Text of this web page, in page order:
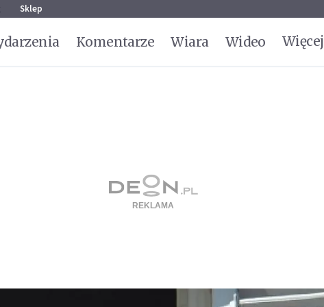
Sklep
Komentarze Wiara Wideo Więcej